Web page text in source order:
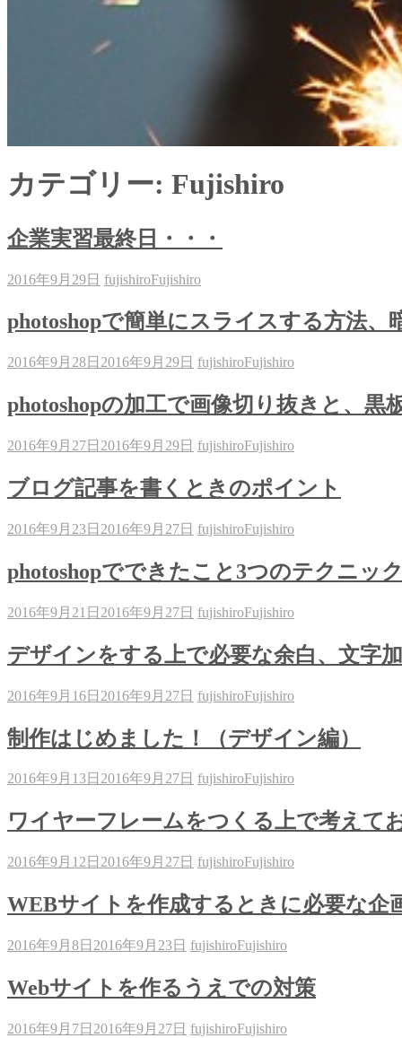
カテゴリー: Fujishiro
企業実習最終日・・・
2016年9月29日 fujishiroFujishiro
photoshopで簡単にスライスする方法
2016年9月28日 2016年9月29日 fujishiroFujishiro
photoshopの加工で画像切り抜きと、黒
2016年9月27日 2016年9月29日 fujishiroFujishiro
ブログ記事を書くときのポイント
2016年9月23日 2016年9月27日 fujishiroFujishiro
photoshopでできたこと3つのテクニック
2016年9月21日 2016年9月27日 fujishiroFujishiro
デザインをする上で必要な余白、文字
2016年9月16日 2016年9月27日 fujishiroFujishiro
制作はじめました！（デザイン編）
2016年9月13日 2016年9月27日 fujishiroFujishiro
ワイヤーフレームをつくる上で考えて
2016年9月12日 2016年9月27日 fujishiroFujishiro
WEBサイトを作成するときに必要な企
2016年9月8日 2016年9月23日 fujishiroFujishiro
Webサイトを作るうえでの対策
2016年9月7日 2016年9月27日 fujishiroFujishiro